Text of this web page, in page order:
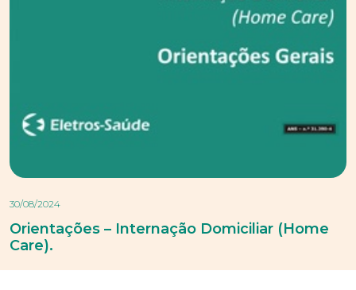
30/08/2024
Orientações – Internação Domiciliar (Home
Care).